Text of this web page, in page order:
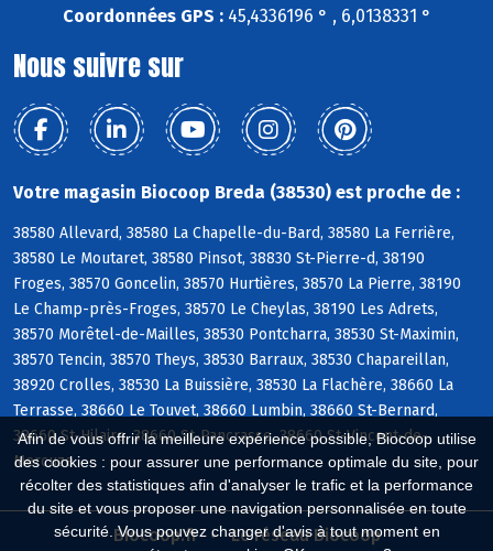
Afin de vous offrir la meilleure expérience possible, Biocoop utilise
des cookies : pour assurer une performance optimale du site, pour
récolter des statistiques afin d'analyser le trafic et la performance
du site et vous proposer une navigation personnalisée en toute
sécurité. Vous pouvez changer d'avis à tout moment en
Coordonnées GPS :45,4336196 ° , 6,0138331 °
Nous suivre sur
Votre magasin Biocoop Breda (38530) est proche de :
38580 Allevard, 38580 La Chapelle-du-Bard, 38580 La Ferrière,
38580 Le Moutaret, 38580 Pinsot, 38830 St-Pierre-d, 38190
Froges, 38570 Goncelin, 38570 Hurtières, 38570 La Pierre, 38190
Le Champ-près-Froges, 38570 Le Cheylas, 38190 Les Adrets,
38570 Morêtel-de-Mailles, 38530 Pontcharra, 38530 St-Maximin,
38570 Tencin, 38570 Theys, 38530 Barraux, 38530 Chapareillan,
38920 Crolles, 38530 La Buissière, 38530 La Flachère, 38660 La
Terrasse, 38660 Le Touvet, 38660 Lumbin, 38660 St-Bernard,
38660 St-Hilaire, 38660 St-Pancrasse, 38660 St-Vincent-de-
Mercuze
Biocoop.fr Le réseau Biocoop